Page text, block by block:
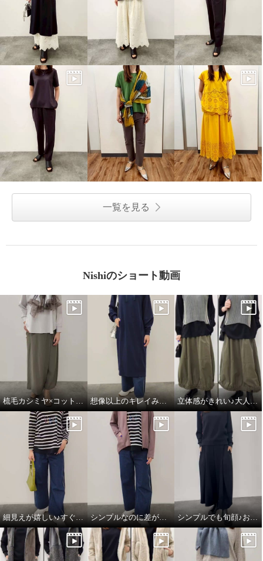
一覧を見る
Nishiのショート動画
想像以上のキレイみえ♪大人のフーディワンピ 立体感がきれい♪大人のハンサムスカート
細見えが嬉しい♪すぐ使える楽ちんコーデ シンプルなのに差がつく♪綺麗みえコーデ シンプルでも旬顔♪おすすめワントーンコーデ